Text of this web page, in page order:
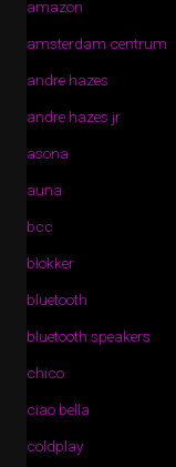
amazon
amsterdam centrum
andre hazes
andre hazes jr
asona
auna
bcc
blokker
bluetooth
bluetooth speakers
chico
ciao bella
coldplay